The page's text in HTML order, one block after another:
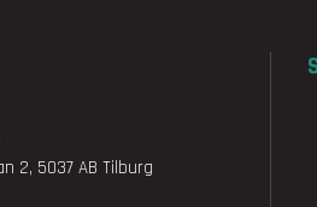
2, 5037 AB Tilburg